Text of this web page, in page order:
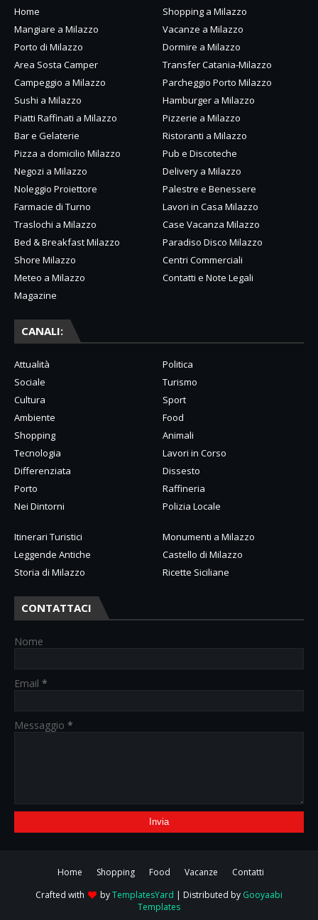
Home
Shopping a Milazzo
Mangiare a Milazzo
Vacanze a Milazzo
Porto di Milazzo
Dormire a Milazzo
Area Sosta Camper
Transfer Catania-Milazzo
Campeggio a Milazzo
Parcheggio Porto Milazzo
Sushi a Milazzo
Hamburger a Milazzo
Piatti Raffinati a Milazzo
Pizzerie a Milazzo
Bar e Gelaterie
Ristoranti a Milazzo
Pizza a domicilio Milazzo
Pub e Discoteche
Negozi a Milazzo
Delivery a Milazzo
Noleggio Proiettore
Palestre e Benessere
Farmacie di Turno
Lavori in Casa Milazzo
Traslochi a Milazzo
Case Vacanza Milazzo
Bed & Breakfast Milazzo
Paradiso Disco Milazzo
Shore Milazzo
Centri Commerciali
Meteo a Milazzo
Contatti e Note Legali
Magazine
CANALI:
Attualità
Politica
Sociale
Turismo
Cultura
Sport
Ambiente
Food
Shopping
Animali
Tecnologia
Lavori in Corso
Differenziata
Dissesto
Porto
Raffineria
Nei Dintorni
Polizia Locale
Itinerari Turistici
Monumenti a Milazzo
Leggende Antiche
Castello di Milazzo
Storia di Milazzo
Ricette Siciliane
CONTATTACI
Nome
Email *
Messaggio *
Home Shopping Food Vacanze
Contatti
Crafted with
byTemplatesYard | Distributed by Gooyaabi
Templates